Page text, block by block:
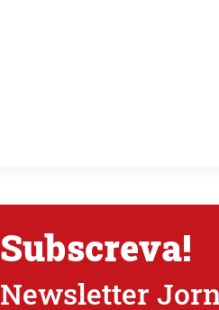
Subscreva!
Newsletter